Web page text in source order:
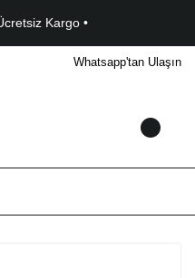
Kargo •
Whatsapp'tan Ulaşın